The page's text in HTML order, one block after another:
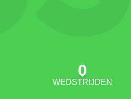
0
WEDSTRIJDEN